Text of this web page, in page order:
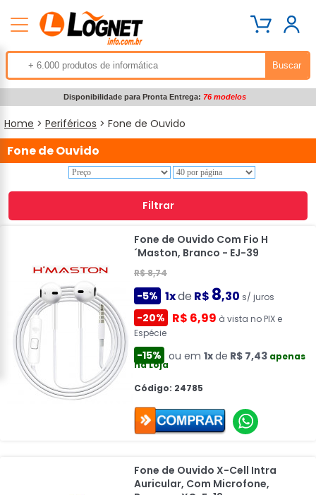
Disponibilidade para Pronta Entrega: 76 modelos
Home > Periféricos > Fone de Ouvido
Fone de Ouvido
Filtrar
Fone de Ouvido Com Fio H
´Maston, Branco - EJ-39
R$ 8,74
-5% 1xde R$ 8,30 s/ juros
-20% R$ 6,99 à vista no PIX e
Espécie
-15% ou em 1xde R$ 7,43 apenas
na Loja
Código: 24785
Fone de Ouvido X-Cell Intra
Auricular, Com Microfone,